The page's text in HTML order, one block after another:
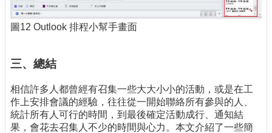
圖12 Outlook 排程小幫手畫面
三、總結
相信許多人都曾經有召集一些大大小小的活動，或是在工
作上安排會議的經驗，往往從一開始聯絡所有參與的人、
統計所有人可行的時間，到最後確定活動成行、通知結
果，會花去召集人不少的時間與心力。本文介紹了一些簡